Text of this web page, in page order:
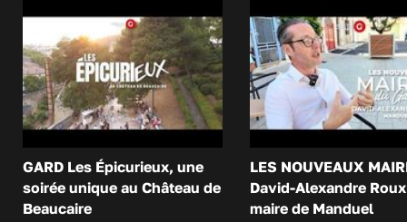
GARD Les Épicurieux, une
soirée unique au Château de
Beaucaire
LES NOUVEAUX
David-Alexandre
maire de Manduel